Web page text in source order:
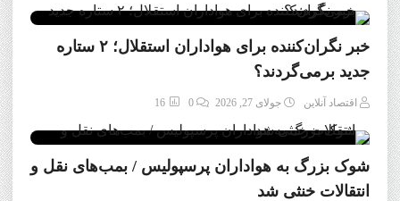
خبر نگران‌کننده برای هواداران استقلال؛ ۲ ستاره
جدید برمی‌گردند؟
اقتصاد آنلاین جولای 27, 2026 0
16
شوک بزرگ به هواداران پرسپولیس / بمب‌های نقل و
انتقالات خنثی شد